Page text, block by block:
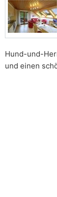
Hund-und-
und einen